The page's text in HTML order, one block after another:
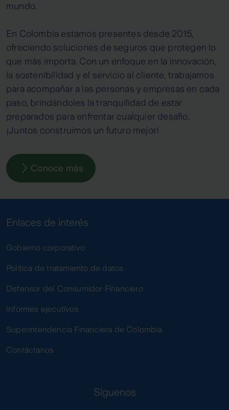
mundo.
En Colombia estamos presentes desde 2015,
ofreciendo soluciones de seguros que protegen lo
que más importa. Con un enfoque en la innovación,
la sostenibilidad y el servicio al cliente, trabajamos
para acompañar a las personas y empresas en cada
paso, brindándoles la tranquilidad de estar
preparados para enfrentar cualquier desafío.
¡Juntos construimos un futuro mejor!
Conoce más
Enlaces de interés
Gobierno corporativo
Política de tratamiento de datos
Defensor del Consumidor Financiero
Informes ejecutivos
Superintendencia Financiera de Colombia
Contáctanos
Síguenos